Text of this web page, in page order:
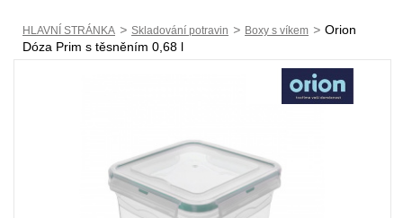
HLAVNÍ STRÁNKA > Skladování potravin > Boxy s víkem > Orion
Dóza Prim s těsněním 0,68 l